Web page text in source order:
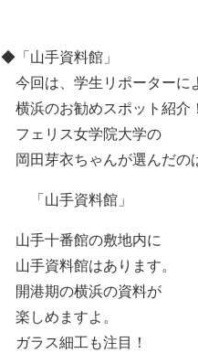
◆「山手資料館」
今回は、学生リポーターに
横浜のお勧めスポット紹介！
フェリス女学院大学の
岡田芽衣ちゃんが選んだの
「山手資料館」
山手十番館の敷地内に
山手資料館はあります。
開港期の横浜の資料が
楽しめますよ。
ガラス細工も注目！